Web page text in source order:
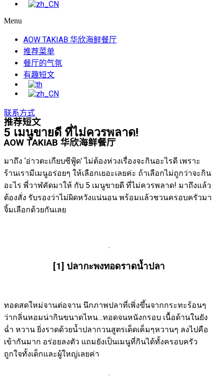
Menu
AOW TAKIAB 华欣海鲜餐厅
推荐菜单
餐厅的气氛
有趣短文
联系方式
推荐短文
5 เมนูขายดี ที่ไม่ควรพลาด!
AOW TAKIAB 华欣海鲜餐厅
มาถึง ‘อ่าวตะเกียบซีฟู้ด’ ไม่ต้องห่วงเรื่องจะกินอะไรดี เพราะ
ร้านเรามีเมนูอร่อยๆ ให้เลือกเยอะเลยค่ะ ถ้าเลือกไม่ถูกว่าจะกิน
อะไร พี่วาฬคัดมาให้ กับ 5 เมนูขายดี ที่ไม่ควรพลาด! มาถึงแล้ว
ต้องสั่ง รับรองว่าไม่ผิดหวังแน่นอน พร้อมแล้วชวนครอบครัวมา
จิ้มเลือกด้วยกันเลย
.
[1] ปลากะพงทอดราดน้ำปลา
ทอดสดใหม่จานต่อจาน นึกภาพปลาที่เพิ่งขึ้นจากกระทะร้อนๆ
ว่ากลิ่นหอมน่ากินขนาดไหน…ทอดจนหนังกรอบ เนื้อด้านในยัง
ฉ่ำ หวาน ยิ่งราดด้วยน้ำปลากวนสูตรเด็ดเค็มๆหวานๆ ลงไปคือ
เข้ากันมาก อร่อยลงตัว แถมยังเป็นเมนูที่กินได้ทั้งครอบครัว
ถูกใจทั้งเด็กและผู้ใหญ่เลยค่า
.